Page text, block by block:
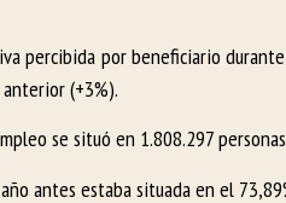
percibida por beneficiario
(+3%).
se situó en 1.808.297
antes estaba situada en el